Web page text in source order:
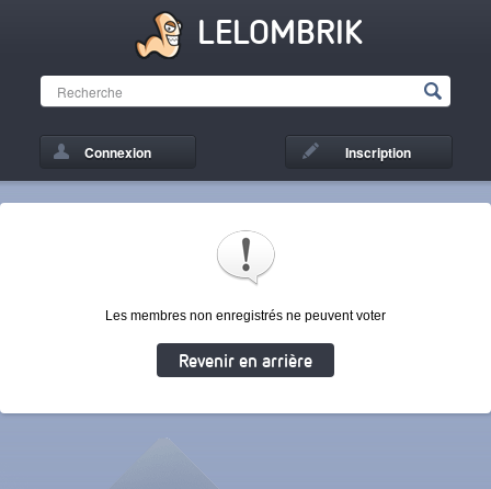
LELOMBRIK
Connexion Inscription
Les membres non enregistrés ne peuvent voter
Revenir en arrière